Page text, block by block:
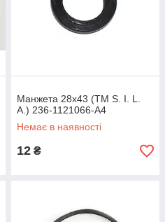
Манжета 28х43 (TM S. I. L.
A.) 236-1121066-А4
Немає в наявності
12 ₴